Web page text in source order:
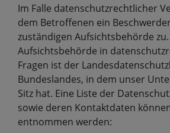
Im Falle datenschutzrechtlicher
dem Betroffenen ein
zuständigen Aufsichtsbehörde
Aufsichtsbehörde in
Fragen ist der
Bundeslandes, in dem unser
Sitz hat. Eine Liste der
sowie deren Kontaktdaten
entnommen werden: